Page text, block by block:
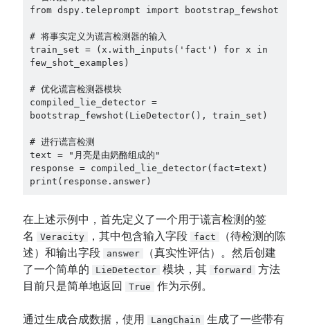
from dspy.teleprompt import bootstrap_fewshot
# 将事实定义为谎言检测器的输入
train_set = (x.with_inputs('fact') for x in
few_shot_examples)
# 优化谎言检测器模块
compiled_lie_detector =
bootstrap_fewshot(LieDetector(), train_set)
# 进行谎言检测
text = "月亮是由奶酪组成的"
response = compiled_lie_detector(fact=text)
print(response.answer)
在上述示例中，首先定义了一个用于谎言检测的签
名
Veracity ，其中包含输入字段 fact
（待检测的陈
述）和输出字段
answer
（真实性评估）。然后创建
了一个简单的
LieDetector 模块，其 forward
方法
目前只是简单地返回
True 作为示例。
通过生成合成数据，使用 LangChain
生成了一些带有